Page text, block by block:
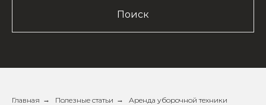
Поиск
Главная → Полезные статьи → Аренда уборочной техники